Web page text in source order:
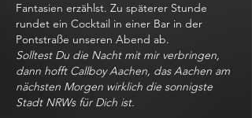
Fantasien erzählst. Zu späterer Stunde
rundet ein Cocktail in einer Bar in der
Pontstraße unseren Abend ab.
Solltest Du die Nacht mit mir verbringen,
dann hofft Callboy Aachen, das Aachen am
nächsten Morgen wirklich die sonnigste
Stadt NRWs für Dich ist.